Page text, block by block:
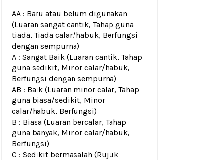
AA : Baru atau belum digunakan
(Luaran sangat cantik, Tahap guna
tiada, Tiada calar/habuk, Berfungsi
dengan sempurna)
A : Sangat Baik (Luaran cantik, Tahap
guna sedikit, Minor calar/habuk,
Berfungsi dengan sempurna)
AB : Baik (Luaran minor calar, Tahap
guna biasa/sedikit, Minor
calar/habuk, Berfungsi)
B : Biasa (Luaran bercalar, Tahap
guna banyak, Minor calar/habuk,
Berfungsi)
C : Sedikit bermasalah (Rujuk